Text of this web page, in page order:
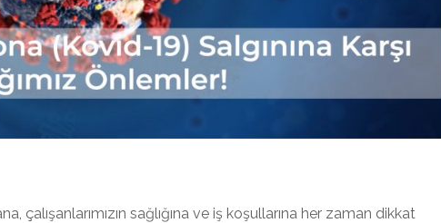
çalışanlarımızın sağlığına ve iş koşullarına her zaman dikkat